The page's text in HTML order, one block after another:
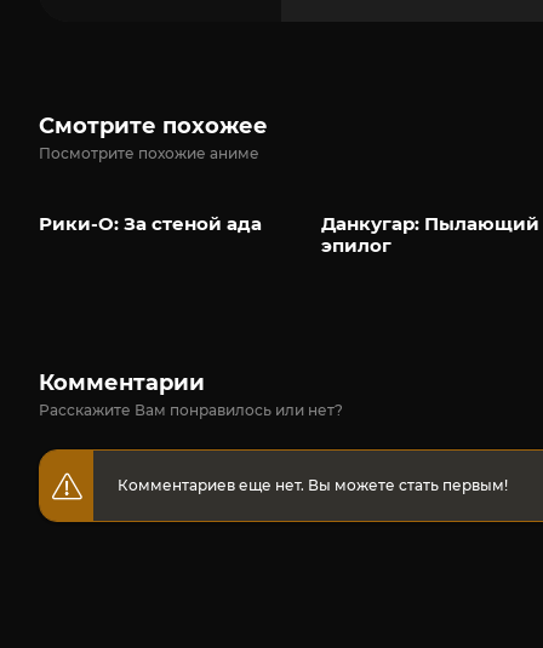
Смотрите похожее
Посмотрите похожие аниме
Рики-О: За стеной ада
Данкугар: Пылающий
эпилог
Комментарии
Расскажите Вам понравилось или нет?
Комментариев еще нет. Вы можете стать первым!